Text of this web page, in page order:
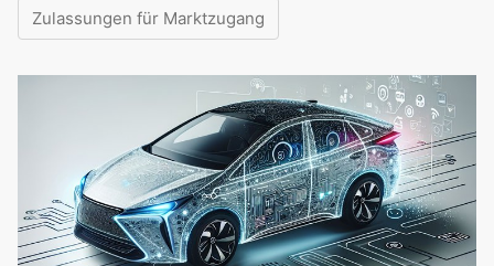
Zulassungen für Marktzugang